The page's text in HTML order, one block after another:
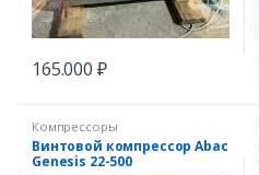
165.000 ₽
Компрессоры
Винтовой компрессор Abac
Genesis 22-500